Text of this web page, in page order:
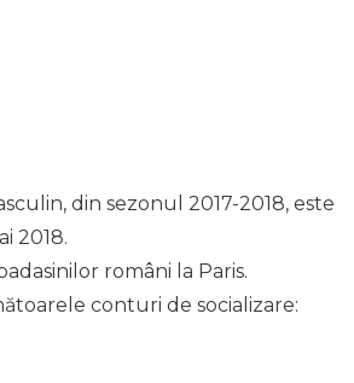
din sezonul 2017-2018, este
2018.
români la Paris.
conturi de socializare: